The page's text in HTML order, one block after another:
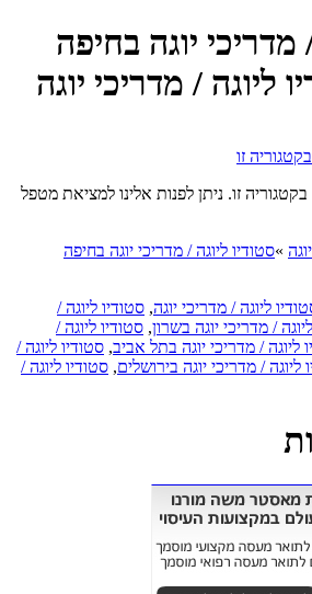
מדריכי יוגה בחיפה
ליוגה / מדריכי יוגה
זו
זו. ניתן לפנות אלינו למציאת מטפל
»סטודיו ליוגה / מדריכי יוגה בחיפה
ליוגה / מדריכי יוגה, סטודיו ליוגה /
/ מדריכי יוגה בשרון, סטודיו ליוגה /
ליוגה / מדריכי יוגה בתל אביב, סטודיו ליוגה /
ליוגה / מדריכי יוגה בירושלים, סטודיו ליוגה /